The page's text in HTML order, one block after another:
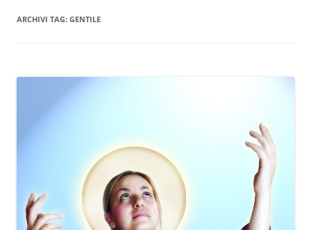
ARCHIVI TAG: GENTILE